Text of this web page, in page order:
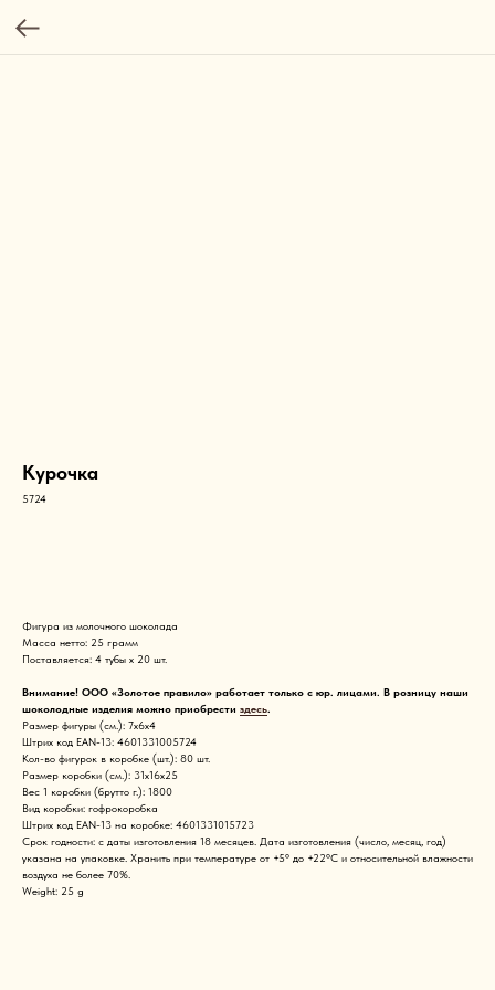
Курочка
5724
Фигура из молочного шоколада
Масса нетто: 25 грамм
Поставляется: 4 тубы х 20 шт.
Внимание! ООО «Золотое правило» работает только с юр. лицами. В розницу наши
шоколодные изделия можно приобрести здесь.
Размер фигуры (см.): 7х6х4
Штрих код EAN-13: 4601331005724
Кол-во фигурок в коробке (шт.): 80 шт.
Размер коробки (см.): 31х16х25
Вес 1 коробки (брутто г.): 1800
Вид коробки: гофрокоробка
Штрих код EAN-13 на коробке: 4601331015723
Срок годности: с даты изготовления 18 месяцев. Дата изготовления (число, месяц, год)
указана на упаковке. Хранить при температуре от +5° до +22°С и относительной влажности
воздуха не более 70%.
Weight: 25 g